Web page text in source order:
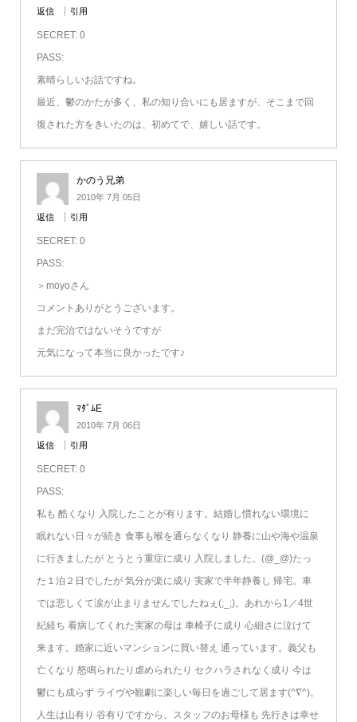
返信 引用
SECRET: 0
PASS:
素晴らしいお話ですね。
最近、鬱のかたが多く、私の知り合いにも居ますが、そこまで回
復された方をきいたのは、初めてで、嬉しい話です。
かのう兄弟
2010年 7月 05日
返信 引用
SECRET: 0
PASS:
＞moyoさん
コメントありがとうございます。
まだ完治ではないそうですが
元気になって本当に良かったです♪
ﾏﾀﾞﾑE
2010年 7月 06日
返信 引用
SECRET: 0
PASS:
私も 酷くなり 入院したことが有ります。結婚し慣れない環境に
眠れない日々が続き 食事も喉を通らなくなり 静養に山や海や温泉
に行きましたが とうとう重症に成り 入院しました。(@_@)たっ
た１泊２日でしたが 気分が楽に成り 実家で半年静養し 帰宅。車
では悲しくて涙が止まりませんでしたねぇ(;_;)。あれから1／4世
紀経ち 看病してくれた実家の母は 車椅子に成り 心細さに泣けて
来ます。婚家に近いマンションに買い替え 通っています。義父も
亡くなり 怒鳴られたり虐められたり セクハラされなく成り 今は
鬱にも成らず ライヴや観劇に楽しい毎日を過ごして居ます(^∇^)。
人生は山有り 谷有りですから、スタッフのお母様も 先行きは幸せ